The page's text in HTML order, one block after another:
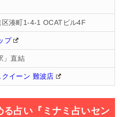
区湊町1-4-1 OCATビル4F
プ
」直結
イーン 難波店
る占い『ミナミ占いセン